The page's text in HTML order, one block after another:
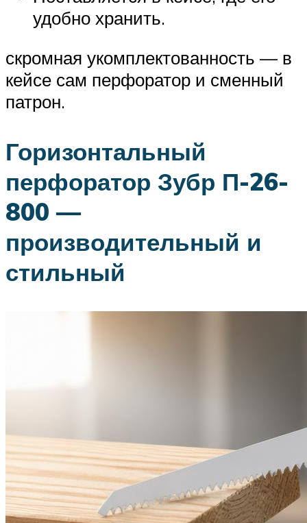
удобно хранить.
скромная укомплектованность — в
кейсе сам перфоратор и сменный
патрон.
Горизонтальный
перфоратор Зубр П-26-
800 —
производительный и
стильный